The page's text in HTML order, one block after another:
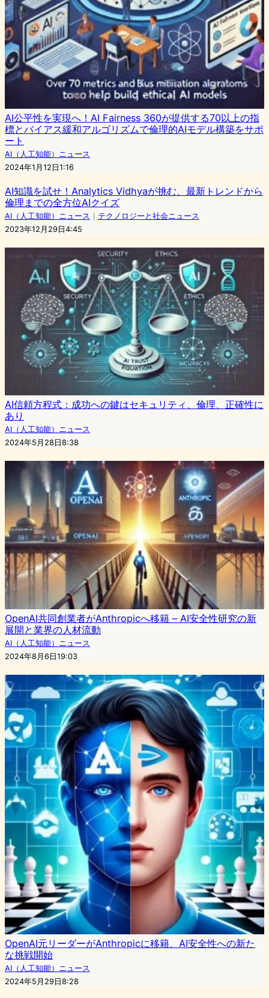
AI公平性を実現へ！AI Fairness 360が提供する70以上の指
標とバイアス緩和アルゴリズムで倫理的AIモデル構築をサポ
ート
AI（人工知能）ニュース
2024年1月12日1:16
AI知識を試せ！Analytics Vidhyaが挑む、最新トレンドから
倫理までの全方位AIクイズ
AI（人工知能）ニュース ｜ テクノロジーと社会ニュース
2023年12月29日4:45
AI信頼方程式：成功への鍵はセキュリティ、倫理、正確性に
あり
AI（人工知能）ニュース
2024年5月28日8:38
OpenAI共同創業者がAnthropicへ移籍 – AI安全性研究の新
展開と業界の人材流動
AI（人工知能）ニュース
2024年8月6日19:03
OpenAI元リーダーがAnthropicに移籍、AI安全性への新た
な挑戦開始
AI（人工知能）ニュース
2024年5月29日8:28